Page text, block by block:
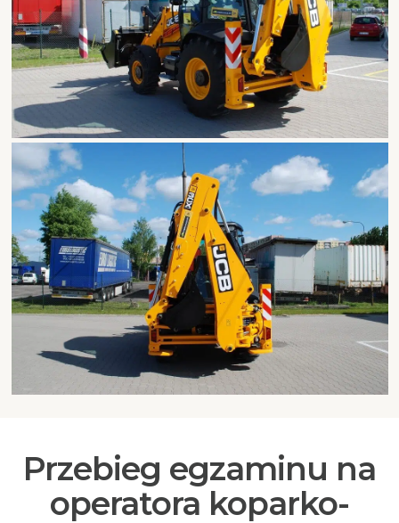
Przebieg egzaminu na
operatora koparko-